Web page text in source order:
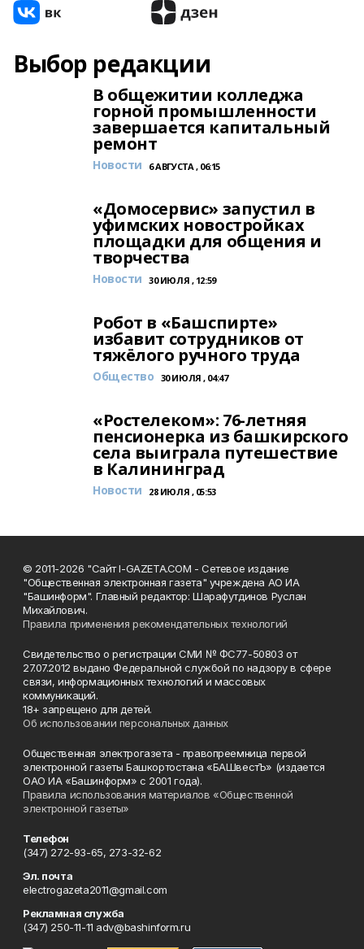
Выбор редакции
В общежитии колледжа
горной промышленности
завершается капитальный
ремонт
Новости 6 АВГУСТА , 06:15
«Домосервис» запустил в
уфимских новостройках
площадки для общения и
творчества
Новости 30 ИЮЛЯ , 12:59
Робот в «Башспирте»
избавит сотрудников от
тяжёлого ручного труда
Общество 30 ИЮЛЯ , 04:47
«Ростелеком»: 76-летняя
пенсионерка из башкирского
села выиграла путешествие
в Калининград
Новости 28 ИЮЛЯ , 05:53
© 2011-2026 "Сайт I-GAZETA.COM - Сетевое издание
"Общественная электронная газета" учреждена АО ИА
"Башинформ". Главный редактор: Шарафутдинов Руслан
Михайлович.
Правила применения рекомендательных технологий
Свидетельство о регистрации СМИ № ФС77-50803 от
27.07.2012 выдано Федеральной службой по надзору в сфере
связи, информационных технологий и массовых
коммуникаций.
18+ запрещено для детей.
Об использовании персональных данных
Общественная электрогазета - правопреемница первой
электронной газеты Башкортостана «БАШвестЪ» (издается
ОАО ИА «Башинформ» с 2001 года).
Правила использования материалов «Общественной
электронной газеты»
Телефон
(347) 272-93-65, 273-32-62
Эл. почта
electrogazeta2011@gmail.com
Рекламная служба
(347) 250-11-11 adv@bashinform.ru